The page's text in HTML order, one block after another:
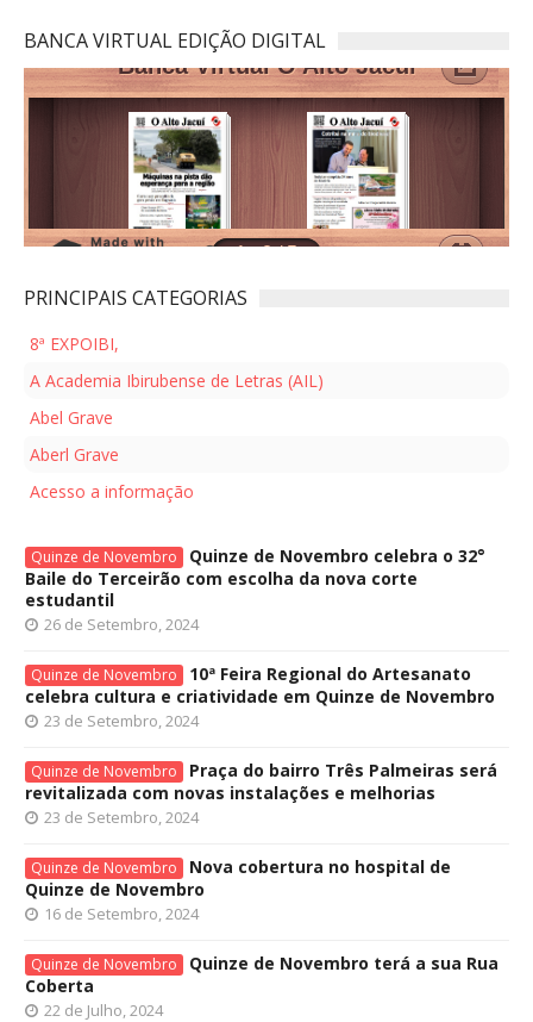
BANCA VIRTUAL EDIÇÃO DIGITAL
PRINCIPAIS CATEGORIAS
8ª EXPOIBI,
A Academia Ibirubense de Letras (AIL)
Abel Grave
Aberl Grave
Acesso a informação
Quinze de Novembro
Quinze de Novembro celebra o 32°
Baile do Terceirão com escolha da nova corte
estudantil
26 de Setembro, 2024
Quinze de Novembro
10ª Feira Regional do Artesanato
celebra cultura e criatividade em Quinze de Novembro
23 de Setembro, 2024
Quinze de Novembro
Praça do bairro Três Palmeiras será
revitalizada com novas instalações e melhorias
23 de Setembro, 2024
Quinze de Novembro
Nova cobertura no hospital de
Quinze de Novembro
16 de Setembro, 2024
Quinze de Novembro
Quinze de Novembro terá a sua Rua
Coberta
22 de Julho, 2024